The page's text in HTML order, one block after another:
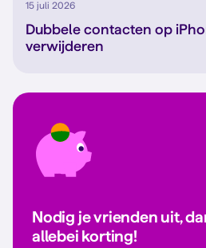
15 juli 2026
Dubbele contacten op
verwijderen
Nodig je vrienden uit,
allebei korting!